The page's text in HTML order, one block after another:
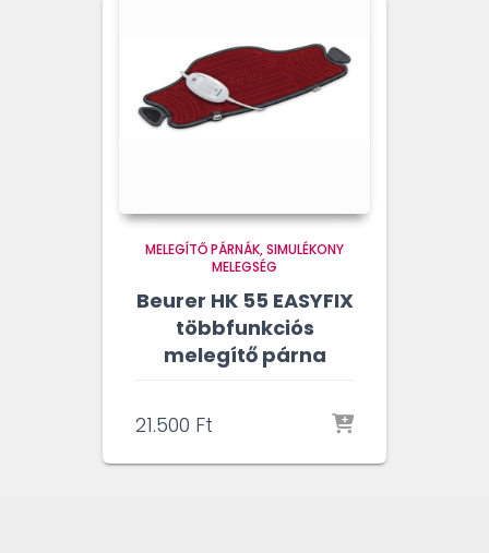
MELEGÍTŐ PÁRNÁK SIMULÉKONY
MELEGSÉG
Beurer HK 55 EASYFIX
többfunkciós
melegítő párna
21.500 Ft